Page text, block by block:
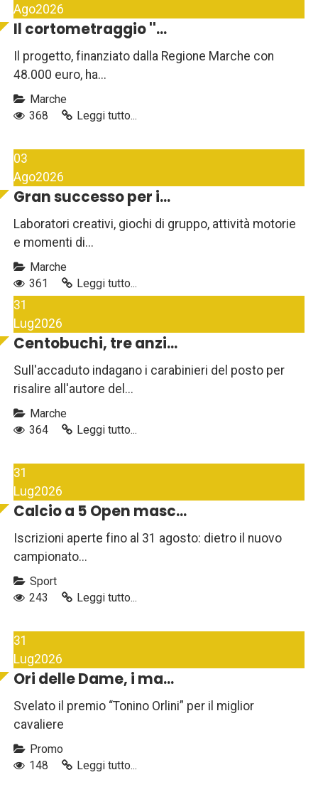
Ago2026
Il cortometraggio ''...
Il progetto, finanziato dalla Regione Marche con
48.000 euro, ha...
Marche
368
Leggi tutto...
03
Ago2026
Gran successo per i...
Laboratori creativi, giochi di gruppo, attività motorie
e momenti di...
Marche
361
Leggi tutto...
31
Lug2026
Centobuchi, tre anzi...
Sull'accaduto indagano i carabinieri del posto per
risalire all'autore del...
Marche
364
Leggi tutto...
31
Lug2026
Calcio a 5 Open masc...
Iscrizioni aperte fino al 31 agosto: dietro il nuovo
campionato...
Sport
243
Leggi tutto...
31
Lug2026
Ori delle Dame, i ma...
Svelato il premio “Tonino Orlini” per il miglior
cavaliere
Promo
148
Leggi tutto...